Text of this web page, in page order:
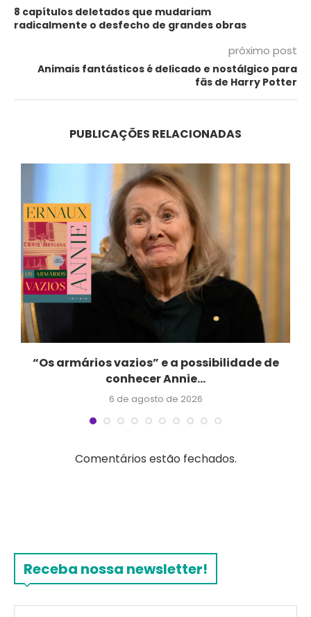
8 capítulos deletados que mudariam
radicalmente o desfecho de grandes obras
próximo post
Animais fantásticos é delicado e nostálgico para
fãs de Harry Potter
PUBLICAÇÕES RELACIONADAS
“Os armários vazios” e a possibilidade de
conhecer Annie...
6 de agosto de 2026
Comentários estão fechados.
Receba nossa newsletter!